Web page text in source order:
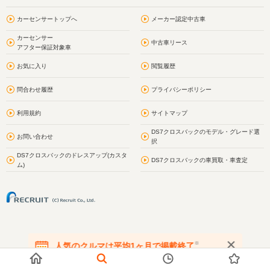
カーセンサートップへ メーカー認定中古車
カーセンサー
アフター保証対象車
中古車リース
お気に入り 閲覧履歴
問合わせ履歴 プライバシーポリシー
利用規約 サイトマップ
お問い合わせ
DS7クロスバックのモデル・グレード選
択
DS7クロスバックのドレスアップ(カスタ
ム)
DS7クロスバックの車買取・車査定
人気のクルマは平均1ヶ月で掲載終了※
在庫が無くなる前にお問い合わせください